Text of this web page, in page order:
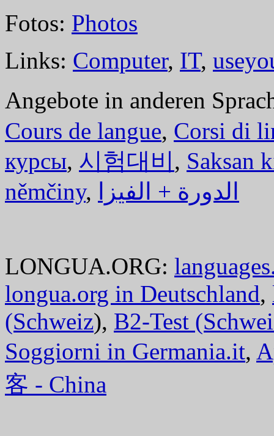
Fotos: Photos
Links: Computer, IT,
Angebote in anderen
Cours de langue, Corsi di
курсы, 시험대비, Saksan
němčiny, الدورة + الفيزا
LONGUA.ORG:
longua.org in Deutschland,
(Schweiz), B2-Test
Soggiorni in Germania.it,
客 - China